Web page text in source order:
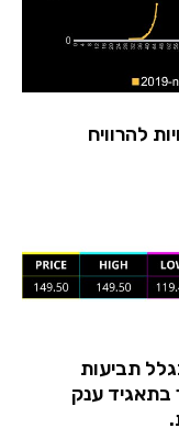
להרוויח
תביעות
בתאגיד ענק